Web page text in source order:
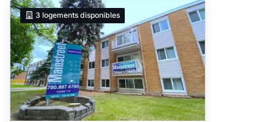
3 logements disponibles